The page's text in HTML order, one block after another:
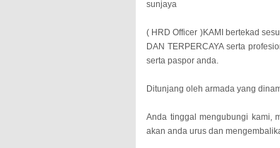
sunjaya
( HRD Officer )KAMI bertekad
DAN TERPERCAYA serta
serta paspor anda.
Ditunjang oleh armada yang
Anda tinggal mengubungi kami,
akan anda urus dan